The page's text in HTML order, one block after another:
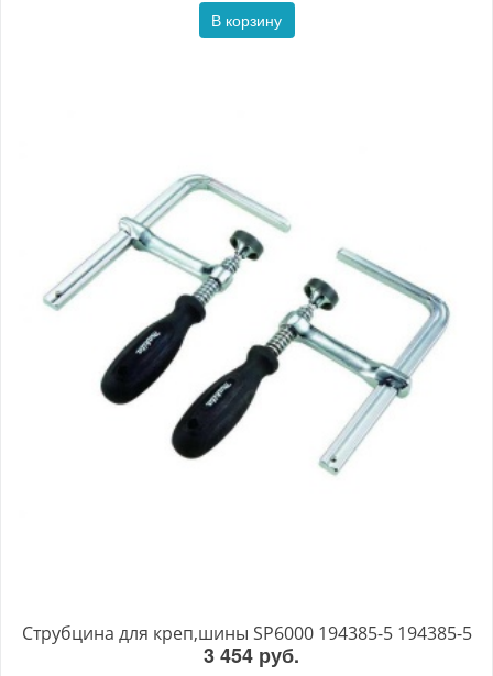
В корзину
Струбцина для креп,шины SP6000 194385-5 194385-5
3 454 руб.